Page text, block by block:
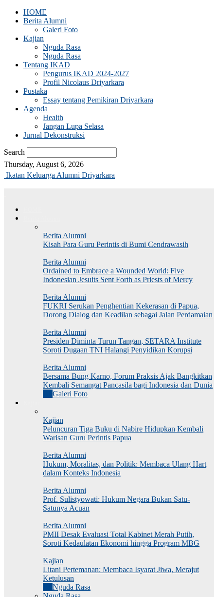
HOME
Berita Alumni
Galeri Foto
Kajian
Nguda Rasa
Nguda Rasa
Tentang IKAD
Pengurus IKAD 2024-2027
Profil Nicolaus Driyarkara
Pustaka
Essay tentang Pemikiran Driyarkara
Agenda
Health
Jangan Lupa Selasa
Jurnal Dekonstruksi
Search
Thursday, August 6, 2026
Ikatan Keluarga Alumni Driyarkara
Berita Alumni
Kisah Para Guru Perintis di Bumi Cendrawasih
Berita Alumni
Ordained to Embrace a Wounded World: Five
Indonesian Jesuits Sent Forth as Priests of Mercy
Berita Alumni
FUKRI Serukan Penghentian Kekerasan di Papua,
Dorong Dialog dan Keadilan sebagai Jalan Perdamaian
Berita Alumni
Presiden Diminta Turun Tangan, SETARA Institute
Soroti Dugaan TNI Halangi Penyidikan Korupsi
Berita Alumni
Bersama Bung Karno, Forum Praksis Ajak Bangkitkan
Kembali Semangat Pancasila bagi Indonesia dan Dunia
Galeri Foto
Kajian
Peluncuran Tiga Buku di Nabire Hidupkan Kembali
Warisan Guru Perintis Papua
Berita Alumni
Hukum, Moralitas, dan Politik: Membaca Ulang Hart
dalam Konteks Indonesia
Berita Alumni
Prof. Sulistyowati: Hukum Negara Bukan Satu-
Satunya Acuan
Berita Alumni
PMII Desak Evaluasi Total Kabinet Merah Putih,
Soroti Kedaulatan Ekonomi hingga Program MBG
Kajian
Litani Pertemanan: Membaca Isyarat Jiwa, Merajut
Ketulusan
Nguda Rasa